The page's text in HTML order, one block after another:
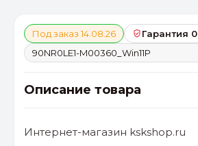
Под заказ 14.08.26
Гарантия 0
90NR0LE1-M00360_Win11P
Описание товара
Интернет-магазин kskshop.ru